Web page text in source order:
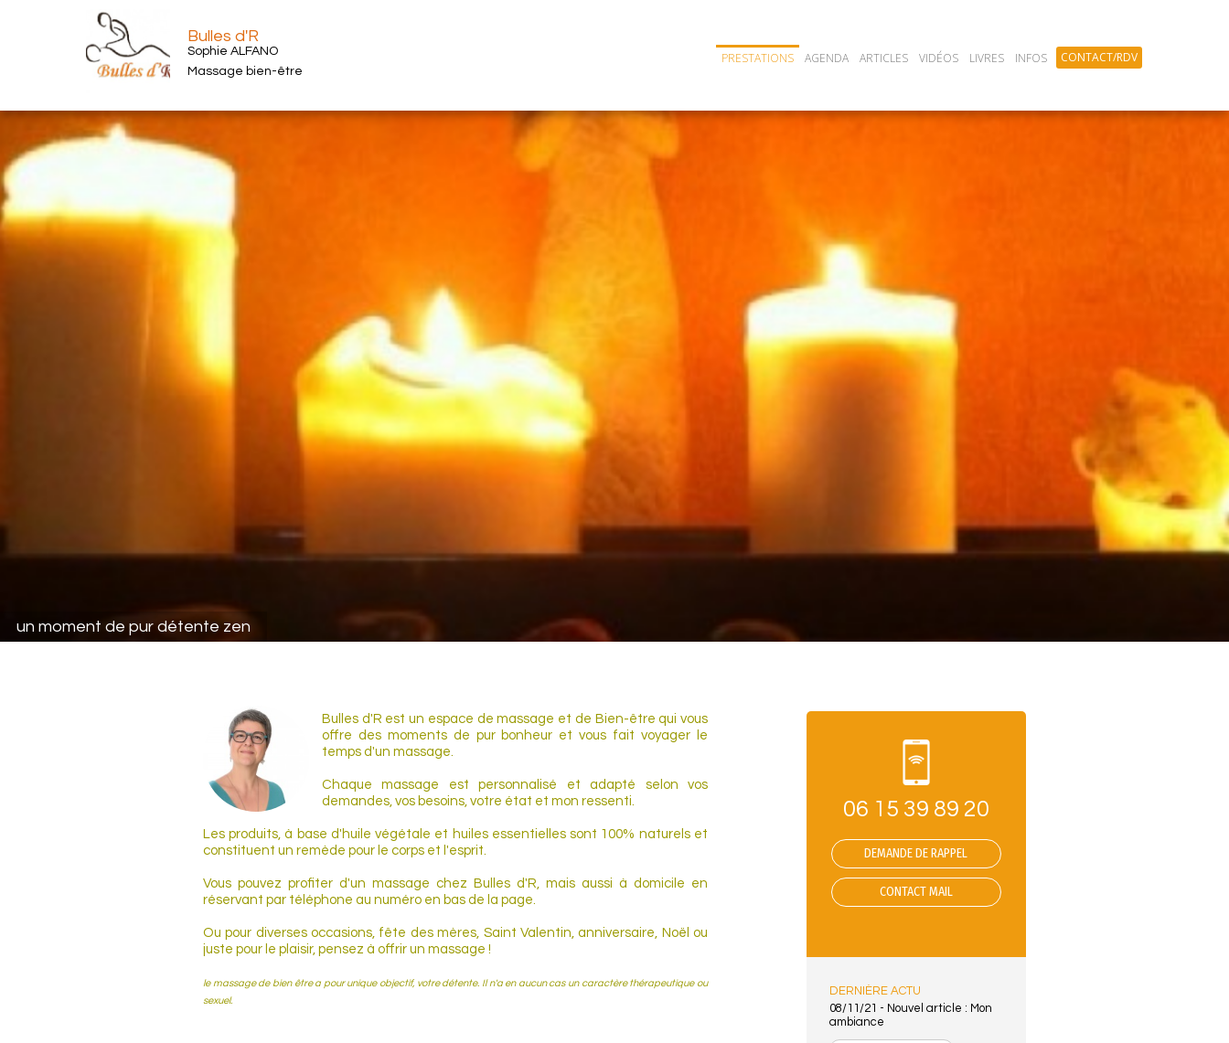
Bulles d'R
Sophie ALFANO
Massage bien-être
PRESTATIONS AGENDA ARTICLES VIDÉOS LIVRES INFOS CONTACT/RDV
Avec huile chaude et matelas chauffant pour votre plus grand plaisir
Bulles d'R est un espace de massage et de Bien-être qui vous
offre des moments de pur bonheur et vous fait voyager le
temps d'un massage.
Chaque massage est personnalisé et adapté selon vos
demandes, vos besoins, votre état et mon ressenti.
Les produits, à base d'huile végétale et huiles essentielles sont 100% naturels et
constituent un remède pour le corps et l'esprit.
Vous pouvez profiter d'un massage chez Bulles d'R, mais aussi à domicile en
réservant par téléphone au numéro en bas de la page.
Ou pour diverses occasions, fête des mères, Saint Valentin, anniversaire, Noël ou
juste pour le plaisir, pensez à offrir un massage !
le massage de bien être a pour unique objectif, votre détente. Il n'a en aucun cas un caractère thérapeutique ou
sexuel.
06 15 39 89 20
DEMANDE DE RAPPEL
CONTACT MAIL
DERNIÈRE ACTU
08/11/21 - Nouvel article : Mon
ambiance